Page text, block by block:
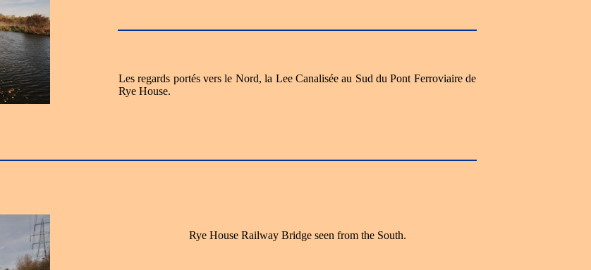
Les regards portés vers le Nord, la Lee Canalisée au Sud du Pont Ferroviaire de
Rye House.
Rye House Railway Bridge seen from the South.